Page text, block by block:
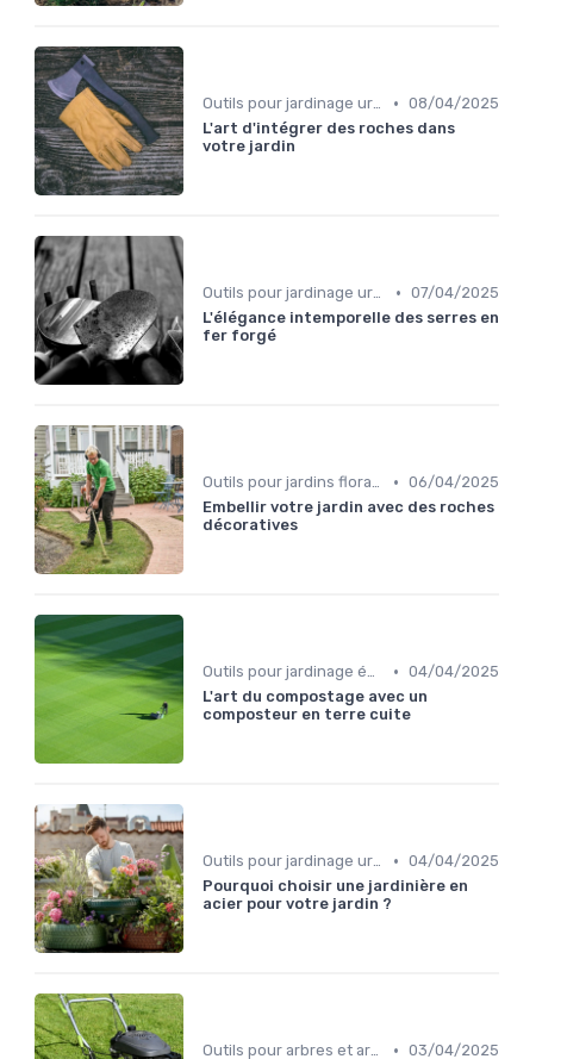
Outils pour jardinage urbain • 08/04/2025
L'art d'intégrer des roches dans
votre jardin
Outils pour jardinage urbain • 07/04/2025
L'élégance intemporelle des serres en
fer forgé
Outils pour jardins floraux • 06/04/2025
Embellir votre jardin avec des roches
décoratives
Outils pour jardinage écologique • 04/04/2025
L'art du compostage avec un
composteur en terre cuite
Outils pour jardinage urbain • 04/04/2025
Pourquoi choisir une jardinière en
acier pour votre jardin ?
Outils pour arbres et arbustes • 03/04/2025